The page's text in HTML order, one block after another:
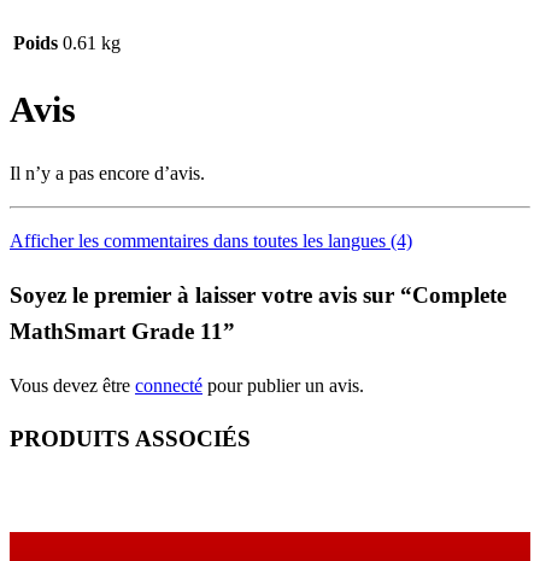
Poids 0.61 kg
Avis
Il n’y a pas encore d’avis.
Afficher les commentaires dans toutes les langues (4)
Soyez le premier à laisser votre avis sur “Complete
MathSmart Grade 11”
Vous devez être connecté pour publier un avis.
PRODUITS ASSOCIÉS